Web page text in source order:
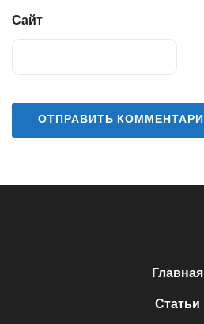
Сайт
Главная
Статьи